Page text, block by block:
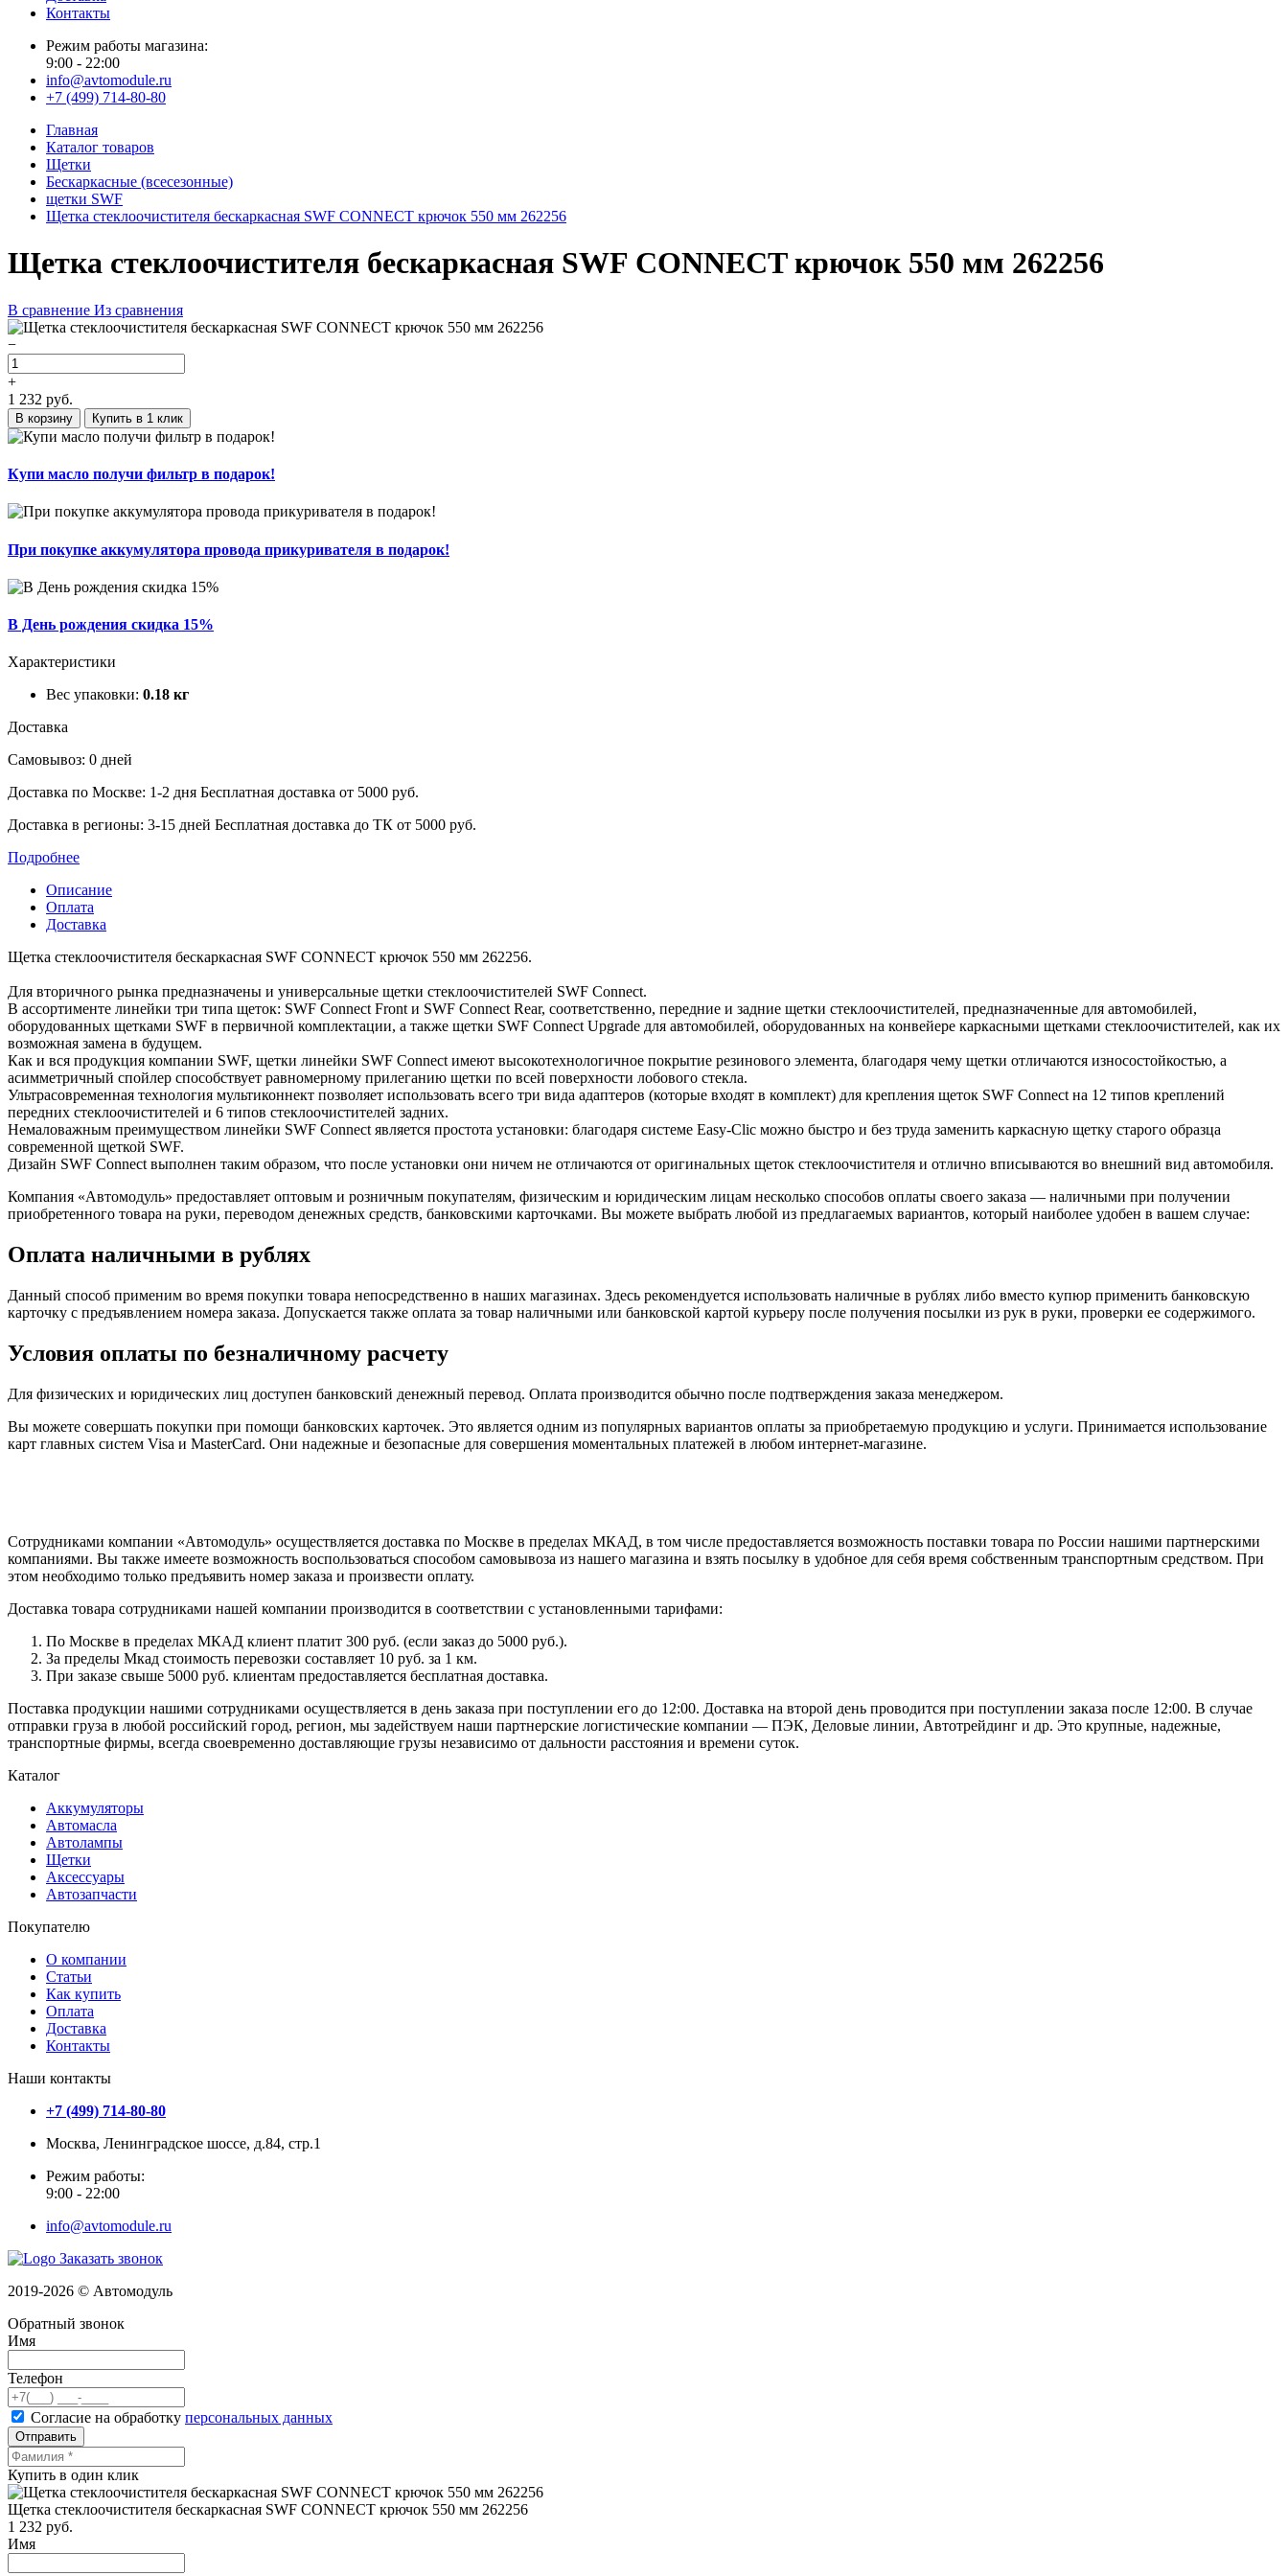
Контакты
Режим работы магазина:
9:00 - 22:00
info@avtomodule.ru
+7 (499) 714-80-80
Главная
Каталог товаров
Щетки
Бескаркасные (всесезонные)
щетки SWF
Щетка стеклоочистителя бескаркасная SWF CONNECT крючок 550 мм 262256
Щетка стеклоочистителя бескаркасная SWF CONNECT крючок 550 мм 262256
В сравнение Из сравнения
−
+
1 232 руб.
В корзину Купить в 1 клик
Купи масло получи фильтр в подарок!
При покупке аккумулятора провода прикуривателя в подарок!
В День рождения скидка 15%
Характеристики
Вес упаковки: 0.18 кг
Доставка
Самовывоз: 0 дней
Доставка по Москве: 1-2 дня Бесплатная доставка от 5000 руб.
Доставка в регионы: 3-15 дней Бесплатная доставка до ТК от 5000 руб.
Подробнее
Описание
Оплата
Доставка
Щетка стеклоочистителя бескаркасная SWF CONNECT крючок 550 мм 262256.
Для вторичного рынка предназначены и универсальные щетки стеклоочистителей SWF Connect.‎
В ассортименте линейки три типа щеток: SWF Connect Front и SWF Connect Rear, соответственно, ‎передние и задние щетки стеклоочистителей, предназначенные для автомобилей,
оборудованных ‎щетками SWF в первичной комплектации, а также щетки SWF Connect Upgrade для автомобилей, ‎оборудованных на конвейере каркасными щетками стеклоочистителей, как их
возможная замена в ‎будущем.‎
Как и вся продукция компании SWF, щетки линейки SWF Connect имеют высокотехнологичное ‎покрытие резинового элемента, благодаря чему щетки отличаются износостойкостью, а
‎асимметричный спойлер способствует равномерному прилеганию щетки по всей поверхности ‎лобового стекла.‎
Ультрасовременная технология мультиконнект позволяет использовать всего три вида адаптеров ‎‎(которые входят в комплект) для крепления щеток SWF Connect на 12 типов креплений
передних ‎стеклоочистителей и 6 типов стеклоочистителей задних.‎
Немаловажным преимуществом линейки SWF Connect является простота установки: благодаря ‎системе Easy-Clic можно быстро и без труда заменить каркасную щетку старого образца
‎современной щеткой SWF.‎
Дизайн SWF Connect выполнен таким образом, что после установки они ничем не отличаются от ‎оригинальных щеток стеклоочистителя и отлично вписываются во внешний вид автомобиля.
Компания «Автомодуль» предоставляет оптовым и розничным покупателям, физическим и юридическим лицам несколько способов оплаты своего заказа — наличными при получении
приобретенного товара на руки, переводом денежных средств, банковскими карточками. Вы можете выбрать любой из предлагаемых вариантов, который наиболее удобен в вашем случае:
Оплата наличными в рублях
Данный способ применим во время покупки товара непосредственно в наших магазинах. Здесь рекомендуется использовать наличные в рублях либо вместо купюр применить банковскую
карточку с предъявлением номера заказа. Допускается также оплата за товар наличными или банковской картой курьеру после получения посылки из рук в руки, проверки ее содержимого.
Условия оплаты по безналичному расчету
Для физических и юридических лиц доступен банковский денежный перевод. Оплата производится обычно после подтверждения заказа менеджером.
Вы можете совершать покупки при помощи банковских карточек. Это является одним из популярных вариантов оплаты за приобретаемую продукцию и услуги. Принимается использование
карт главных систем Visa и MasterCard. Они надежные и безопасные для совершения моментальных платежей в любом интернет-магазине.
Сотрудниками компании «Автомодуль» осуществляется доставка по Москве в пределах МКАД, в том числе предоставляется возможность поставки товара по России нашими партнерскими
компаниями. Вы также имеете возможность воспользоваться способом самовывоза из нашего магазина и взять посылку в удобное для себя время собственным транспортным средством. При
этом необходимо только предъявить номер заказа и произвести оплату.
Доставка товара сотрудниками нашей компании производится в соответствии с установленными тарифами:
По Москве в пределах МКАД клиент платит 300 руб. (если заказ до 5000 руб.).
За пределы Мкад стоимость перевозки составляет 10 руб. за 1 км.
При заказе свыше 5000 руб. клиентам предоставляется бесплатная доставка.
Поставка продукции нашими сотрудниками осуществляется в день заказа при поступлении его до 12:00. Доставка на второй день проводится при поступлении заказа после 12:00. В случае
отправки груза в любой российский город, регион, мы задействуем наши партнерские логистические компании — ПЭК, Деловые линии, Автотрейдинг и др. Это крупные, надежные,
транспортные фирмы, всегда своевременно доставляющие грузы независимо от дальности расстояния и времени суток.
Каталог
Аккумуляторы
Автомасла
Автолампы
Щетки
Аксессуары
Автозапчасти
Покупателю
О компании
Статьи
Как купить
Оплата
Доставка
Контакты
Наши контакты
+7 (499) 714-80-80
Москва, Ленинградское шоссе, д.84, стр.1
Режим работы:
9:00 - 22:00
info@avtomodule.ru
Заказать звонок
2019-2026 © Автомодуль
Обратный звонок
Имя
Телефон
Согласие на обработку персональных данных
Отправить
Купить в один клик
Щетка стеклоочистителя бескаркасная SWF CONNECT крючок 550 мм 262256
1 232 руб.
Имя